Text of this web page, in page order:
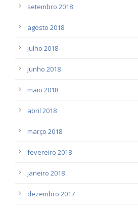
setembro 2018
agosto 2018
julho 2018
junho 2018
maio 2018
abril 2018
março 2018
fevereiro 2018
janeiro 2018
dezembro 2017